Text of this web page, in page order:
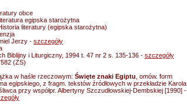
obce
egipska starożytna
literatury (egipska starożytna)
Jerzy - szczegóły
Biblijny i Liturgiczny, 1994 t. 47 nr 2 s. 135-136 - szczegóły
(ZS)
w haśle rzeczowym: Święte znaki Egiptu , omów. form
egipskiego, z fragm. tekstów źródłowych w przekładzie Karola
przy współpr. Albertyny Szczudłowskiej-Dembskiej [1990] -